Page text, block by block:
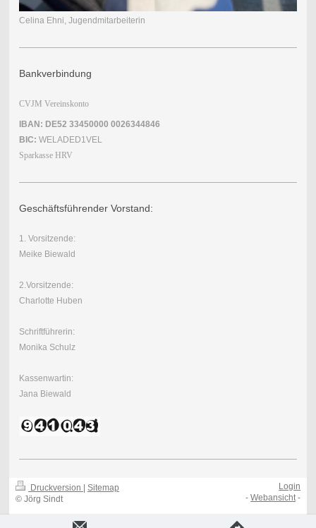
Celina Ehni, Jugendmitarbeiterin
Bankverbindung
CVJM Vereinskonto
IBAN: DE52 33450000 0026344846
BIC: WELADED1VEL
Sparkasse HRV
Geschäftsführender Vorstand:
1. Vorsitzende:
Meike Biewald
2.Vorsitzende:
Charlotte Huben
Schriftführerin:
Monika Schulz
Kassenwartin:
Jana Biewald
Druckversion
Sitemap
© Jörg Sindt
IONOS MyWebsite Privat
Login
-Webansicht-